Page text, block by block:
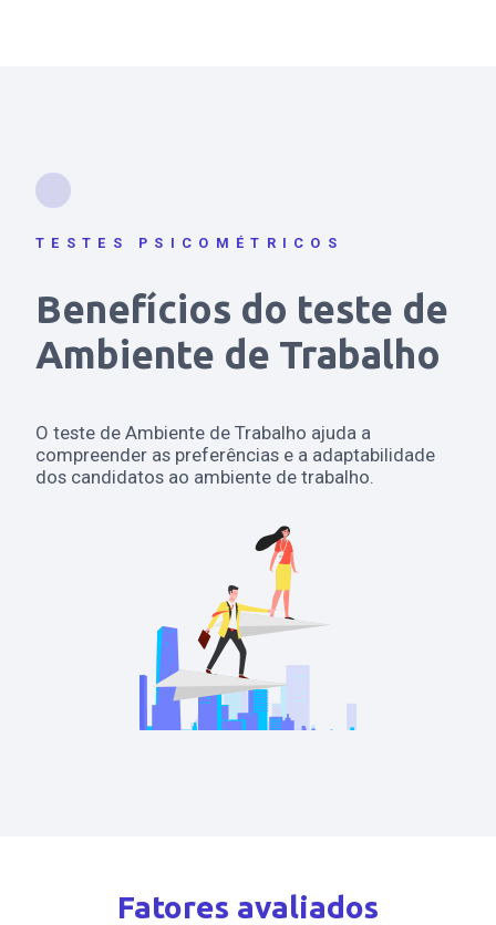
TESTES PSICOMÉTRICOS
Benefícios do teste de
Ambiente de Trabalho
O teste de Ambiente de Trabalho ajuda a
compreender as preferências e a adaptabilidade
dos candidatos ao ambiente de trabalho.
Fatores avaliados